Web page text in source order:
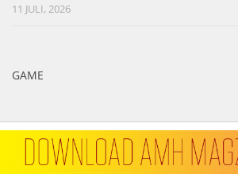
11 JULI, 2026
GAME